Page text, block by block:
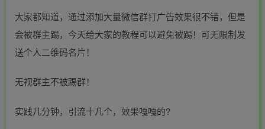
大家都知道，通过添加大量微信群打广告效果很不错，但是
会被群主踢，今天给大家的教程可以避免被踢！可无限制发
送个人二维码名片！
无视群主不被踢群！
实践几分钟，引流十几个，效果嘎嘎的?